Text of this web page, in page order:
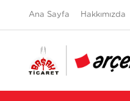
Ana Sayfa Hakkımızda